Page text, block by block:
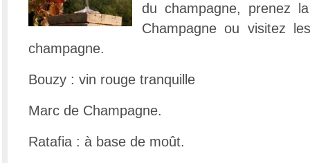
du champagne, prenez
Champagne ou visitez
champagne.
Bouzy : vin rouge tranquille
Marc de Champagne.
Ratafia : à base de moût.